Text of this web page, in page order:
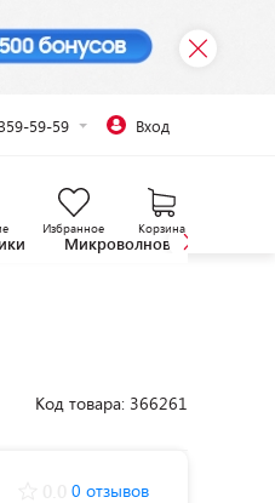
59-59 Вход
Избранное Корзина
Микроволновые печи
Код товара: 366261
0 отзывов